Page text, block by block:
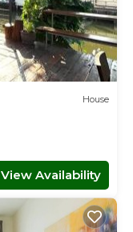
House
View Availability